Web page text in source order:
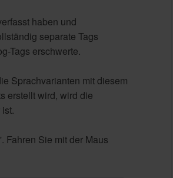
haben und
separate Tags
Tags erschwerte.
Sprachvarianten mit diesem
erstellt wird, wird die
Fahren Sie mit der Maus